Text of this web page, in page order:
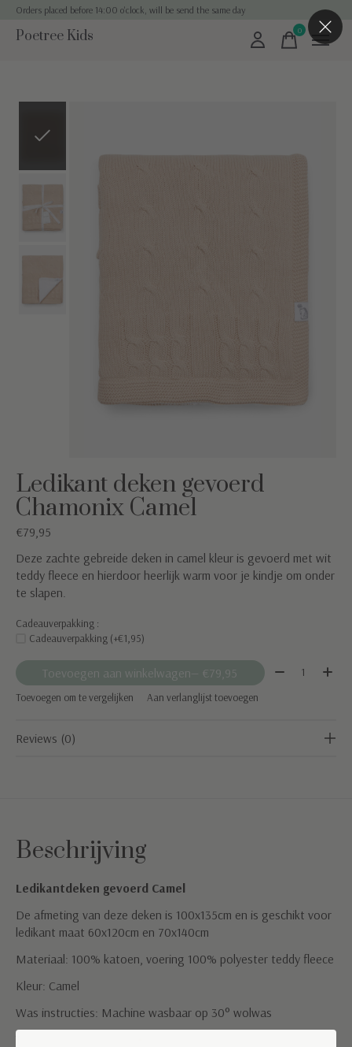
Orders placed before 14:00 o'clock, will be send the same day
Poetree Kids 0items
Ledikant deken gevoerd
Chamonix Camel
€79,95
Deze zachte gebreide deken in camel kleur is gevoerd met wit
teddy fleece en hierdoor heerlijk warm voor je kindje om onder
te slapen.
Cadeauverpakking :
Cadeauverpakking (+€1,95)
Toevoegen aan winkelwagen — €79,95 Aantal:
Toevoegen om te vergelijken Aan verlanglijst toevoegen
Reviews (0)
Beschrijving
Ledikantdeken gevoerd Camel
De afmeting van deze deken is 100x135cm en is geschikt voor
ledikant maat 60x120cm en 70x140cm
Materiaal: 100% katoen, voering 100% polyester teddy fleece
Kleur: Camel
Was instructies: Machine wasbaar op 30° wolwas